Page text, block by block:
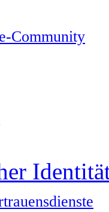
Community